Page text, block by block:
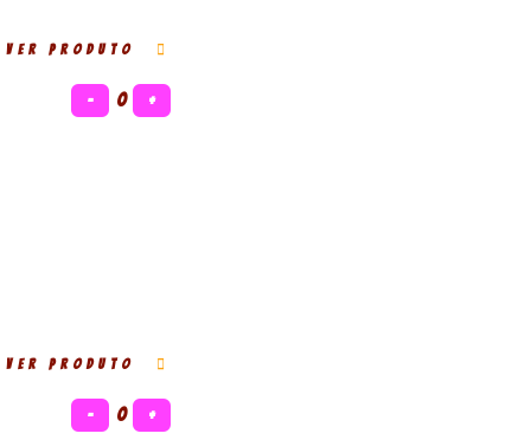
VER PRODUTO
− 0 +
VER PRODUTO
− 0 +